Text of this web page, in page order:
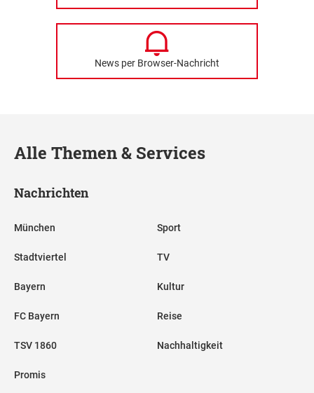
News per Browser-Nachricht
Alle Themen & Services
Nachrichten
München
Stadtviertel
Bayern
FC Bayern
TSV 1860
Promis
Sport
TV
Kultur
Reise
Nachhaltigkeit